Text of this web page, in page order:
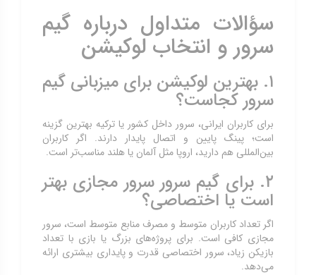
سؤالات متداول درباره گیم
سرور و انتخاب لوکیشن
۱. بهترین لوکیشن برای میزبانی گیم
سرور کجاست؟
برای کاربران ایرانی، سرور داخل کشور یا ترکیه بهترین گزینه
است؛ پینگ پایین و اتصال پایدار دارند. اگر کاربران
بین‌المللی هم دارید، اروپا مثل آلمان یا هلند مناسب‌تر است.
۲. برای گیم سرور سرور مجازی بهتر
است یا اختصاصی؟
اگر تعداد کاربران متوسط و مصرف منابع متوسط است، سرور
مجازی کافی است. برای پروژه‌های بزرگ یا بازی با تعداد
بازیکن زیاد، سرور اختصاصی قدرت و پایداری بیشتری ارائه
می‌دهد.